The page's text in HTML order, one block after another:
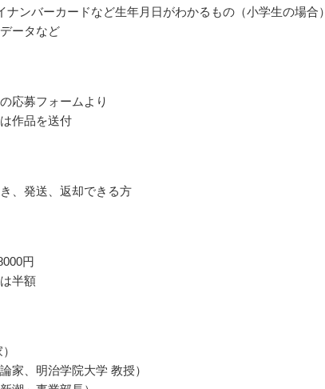
ナンバーカードなど生年月日がわかるもの（小学生の場合）
ータなど
応募フォームより
作品を送付
、発送、返却できる方
円
半額
家、明治学院大学 教授）